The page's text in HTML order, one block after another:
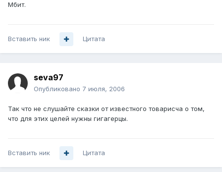
Мбит.
Вставить ник Цитата
seva97
Опубликовано 7 июля, 2006
Так что не слушайте сказки от известного товарисча о том,
что для этих целей нужны гигагерцы.
Вставить ник Цитата